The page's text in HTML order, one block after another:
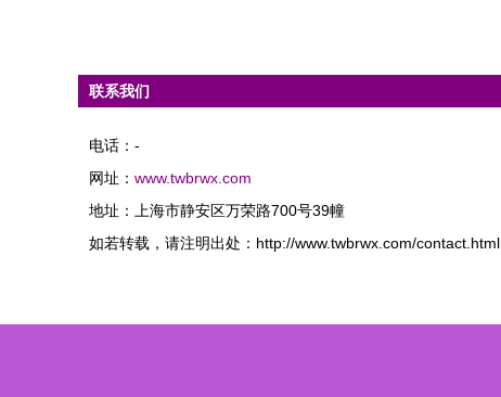
联系我们
电话：-
网址： www.twbrwx.com
地址：上海市静安区万荣路700号39幢
如若转载，请注明出处：http://www.twbrwx.com/contact.html